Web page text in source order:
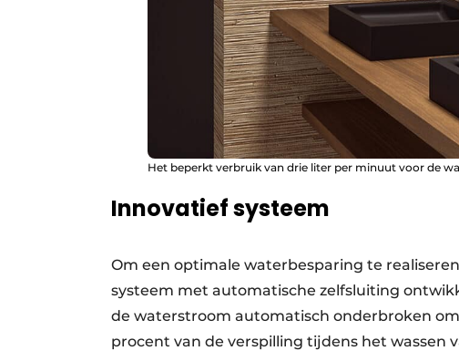
Het beperkt verbruik van drie liter per minuut voor de
Innovatief systeem
Om een optimale waterbesparing te
systeem met automatische zelfsluiting
de waterstroom automatisch onderbroken
procent van de verspilling tijdens het wassen